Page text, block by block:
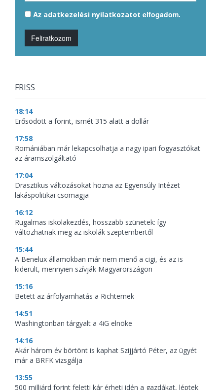
Az adatkezelési nyilatkozatot elfogadom.
Feliratkozom
FRISS
18:14
Erősödött a forint, ismét 315 alatt a dollár
17:58
Romániában már lekapcsolhatja a nagy ipari fogyasztókat
az áramszolgáltató
17:04
Drasztikus változásokat hozna az Egyensúly Intézet
lakáspolitikai csomagja
16:12
Rugalmas iskolakezdés, hosszabb szünetek: így
változhatnak meg az iskolák szeptembertől
15:44
A Benelux államokban már nem menő a cigi, és az is
kiderült, mennyien szívják Magyarországon
15:16
Betett az árfolyamhatás a Richternek
14:51
Washingtonban tárgyalt a 4iG elnöke
14:16
Akár három év börtönt is kaphat Szijjártó Péter, az ügyét
már a BRFK vizsgálja
13:55
500 milliárd forint feletti kár érheti idén a gazdákat, léptek